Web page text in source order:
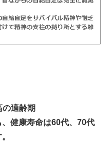
適齢期
健康寿命は60代、70代